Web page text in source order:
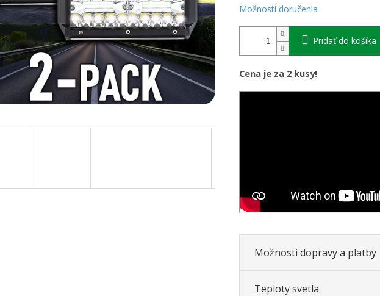
Možnosti doručenia
Pridať do košíka
Cena je za 2 kusy!
Možnosti dopravy a platby
Teploty svetla